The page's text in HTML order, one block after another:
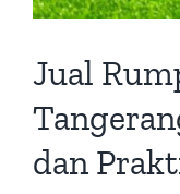
Jual
dan